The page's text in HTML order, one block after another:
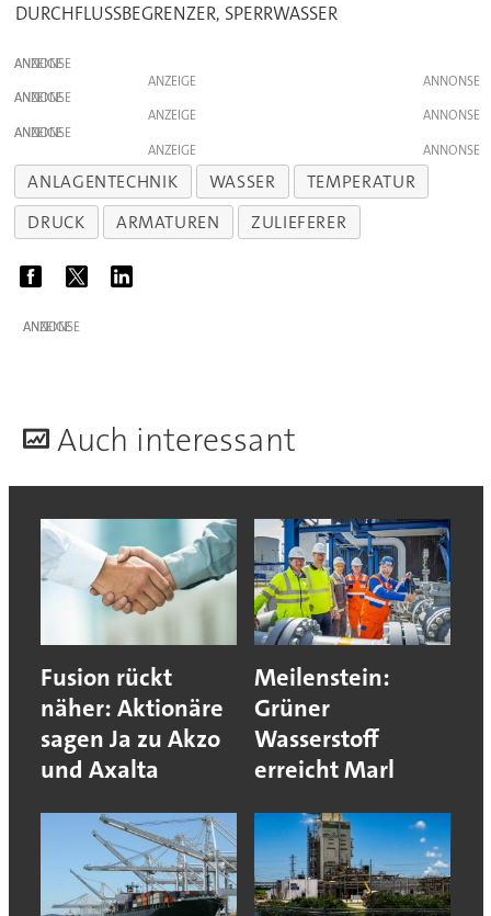
DURCHFLUSSBEGRENZER, SPERRWASSER
ANZEIGE
ANZEIGE
ANZEIGE
ANZEIGE
ANZEIGE
ANZEIGE
ANLAGENTECHNIK WASSER
TEMPERATUR
DRUCK
ARMATUREN ZULIEFERER
ANZEIGE
Auch interessant
Fusion rückt
näher: Aktionäre
sagen Ja zu Akzo
und Axalta
Meilenstein:
Grüner
Wasserstoff
erreicht Marl